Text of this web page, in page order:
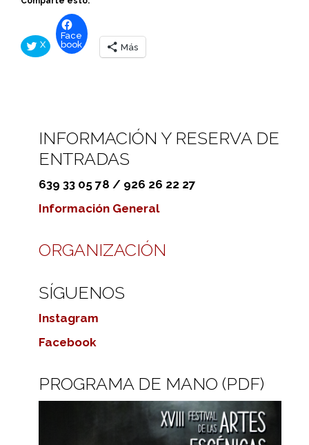
X
Face
book
Más
INFORMACIÓN Y RESERVA DE
ENTRADAS
639 33 05 78 / 926 26 22 27
Información General
ORGANIZACIÓN
SÍGUENOS
Instagram
Facebook
PROGRAMA DE MANO (PDF)